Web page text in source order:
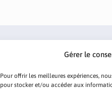
Gérer le
Pour offrir les meilleures expériences,
pour stocker et/ou accéder aux